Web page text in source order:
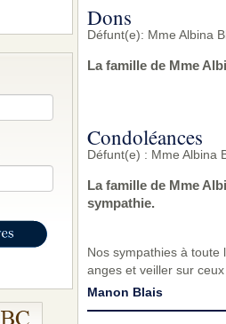
Dons
Défunt(e): Mme Albina
La famille de Mme
Condoléances
Défunt(e) : Mme Albina
La famille de Mme
sympathie.
Nos sympathies à toute
anges et veiller sur
Manon Blais